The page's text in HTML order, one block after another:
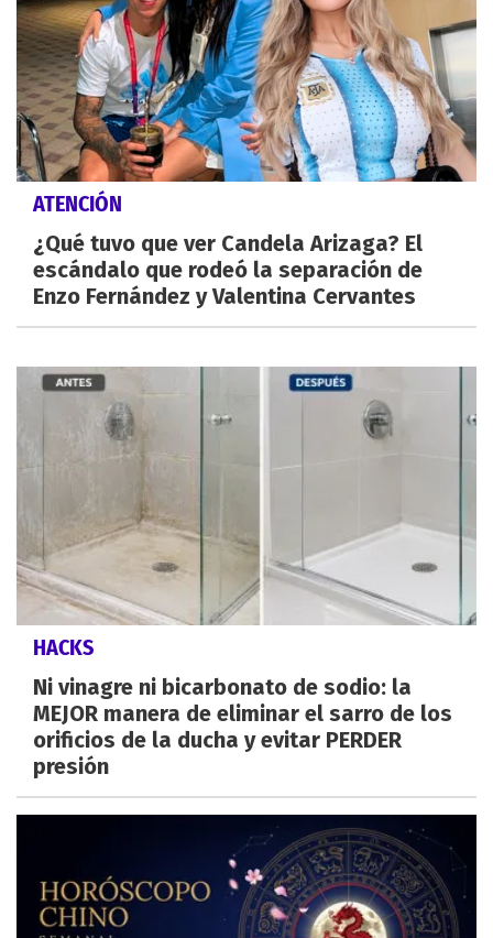
ATENCIÓN
¿Qué tuvo que ver Candela Arizaga? El
escándalo que rodeó la separación de
Enzo Fernández y Valentina Cervantes
HACKS
Ni vinagre ni bicarbonato de sodio: la
MEJOR manera de eliminar el sarro de los
orificios de la ducha y evitar PERDER
presión